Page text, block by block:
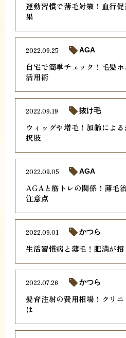
運動習慣で薄毛対策！血行
果
自宅で簡単チェック！毛髪
活用術
2022.09.25 AGA
ウィッグや増毛！加齢によ
択肢
2022.09.19 抜け毛
AGAと筋トレの関係！薄毛
注意点
2022.09.05 AGA
生活習慣病と薄毛！肥満が
2022.09.01 かつら
髪育注射の費用相場！クリ
は
2022.07.26 かつら